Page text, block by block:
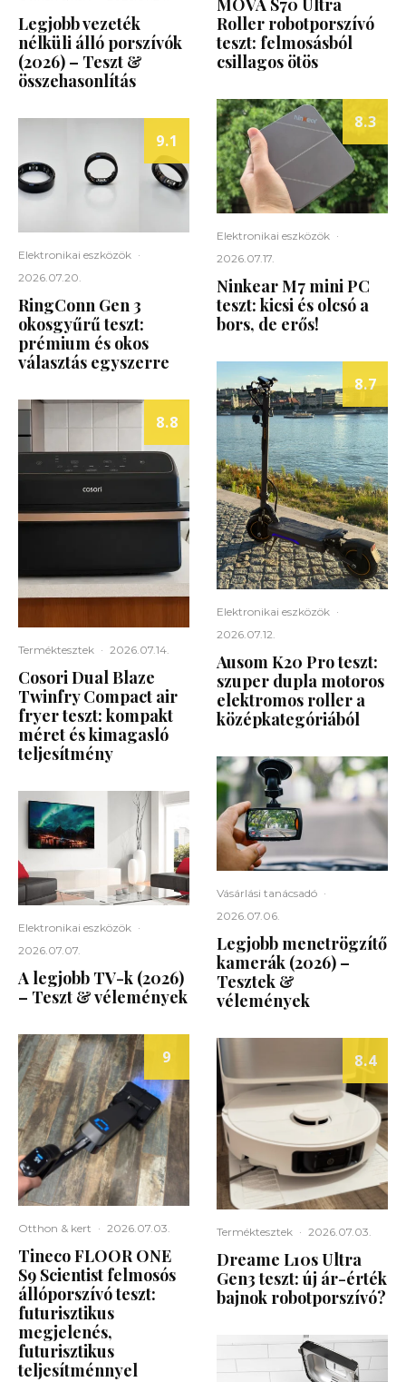
Legjobb vezeték
nélküli álló porszívók
(2026) – Teszt &
összehasonlítás
9.1
Elektronikai eszközök ·
2026.07.20.
RingConn Gen 3
okosgyűrű teszt:
prémium és okos
választás egyszerre
8.8
Terméktesztek · 2026.07.14.
Cosori Dual Blaze
Twinfry Compact air
fryer teszt: kompakt
méret és kimagasló
teljesítmény
Elektronikai eszközök ·
2026.07.07.
A legjobb TV-k (2026)
– Teszt & vélemények
9
Otthon & kert · 2026.07.03.
Tineco FLOOR ONE
S9 Scientist felmosós
állóporszívó teszt:
futurisztikus
megjelenés,
futurisztikus
teljesítménnyel
MOVA S70 Ultra
Roller robotporszívó
teszt: felmosásból
csillagos ötös
8.3
Elektronikai eszközök ·
2026.07.17.
Ninkear M7 mini PC
teszt: kicsi és olcsó a
bors, de erős!
8.7
Elektronikai eszközök ·
2026.07.12.
Ausom K20 Pro teszt:
szuper dupla motoros
elektromos roller a
középkategóriából
Vásárlási tanácsadó ·
2026.07.06.
Legjobb menetrögzítő
kamerák (2026) –
Tesztek &
vélemények
8.4
Terméktesztek · 2026.07.03.
Dreame L10s Ultra
Gen3 teszt: új ár-érték
bajnok robotporszívó?